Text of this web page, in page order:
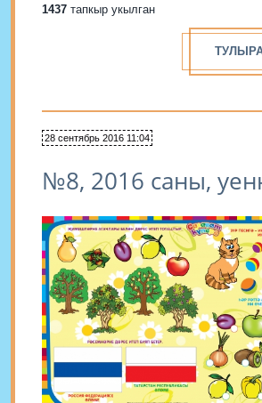
1437 тапкыр укылган
28 сентябрь 2016 11:04
№8, 2016 саны,